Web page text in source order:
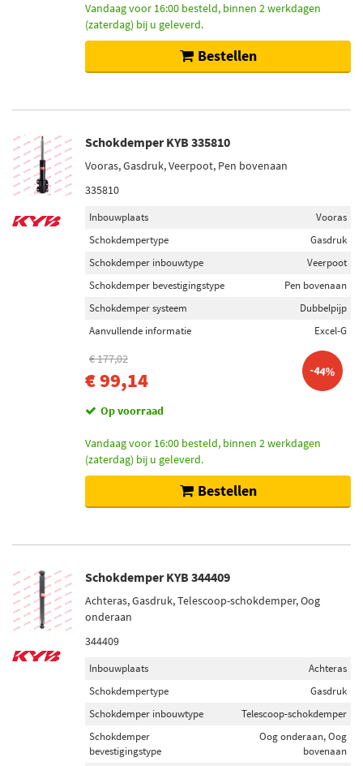
Vandaag voor 16:00 besteld, binnen 2 werkdagen
(zaterdag) bij u geleverd.
Bestellen
Schokdemper KYB 335810
Vooras, Gasdruk, Veerpoot, Pen bovenaan
335810
Inbouwplaats
Vooras
Schokdempertype
Gasdruk
Schokdemper inbouwtype
Veerpoot
Schokdemper bevestigingstype
Pen bovenaan
Schokdemper systeem
Dubbelpijp
Aanvullende informatie
Excel-G
€ 177,02
€ 99,14 -44%
Op voorraad
Vandaag voor 16:00 besteld, binnen 2 werkdagen
(zaterdag) bij u geleverd.
Bestellen
Schokdemper KYB 344409
Achteras, Gasdruk, Telescoop-schokdemper, Oog
onderaan
344409
Inbouwplaats
Achteras
Schokdempertype
Gasdruk
Schokdemper inbouwtype
Telescoop-schokdemper
Schokdemper
bevestigingstype
Oog onderaan, Oog
bovenaan